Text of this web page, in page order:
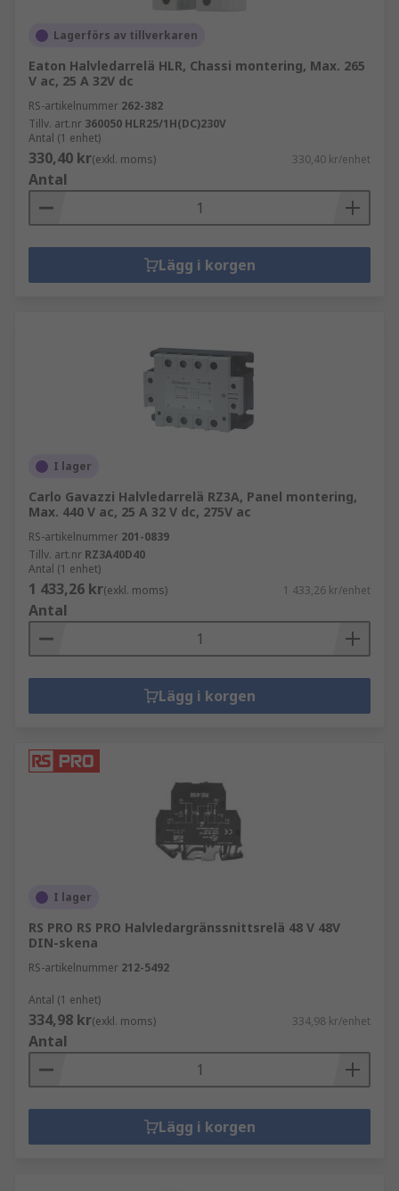
Lagerförs av tillverkaren
Eaton Halvledarrelä HLR, Chassi montering, Max. 265
V ac, 25 A 32V dc
RS-artikelnummer 262-382
Tillv. art.nr 360050 HLR25/1H(DC)230V
Antal (1 enhet)
330,40 kr(exkl. moms) 330,40 kr/enhet
Antal
Lägg i korgen
I lager
Carlo Gavazzi Halvledarrelä RZ3A, Panel montering,
Max. 440 V ac, 25 A 32 V dc, 275V ac
RS-artikelnummer 201-0839
Tillv. art.nr RZ3A40D40
Antal (1 enhet)
1 433,26 kr(exkl. moms) 1 433,26 kr/enhet
Antal
Lägg i korgen
I lager
RS PRO RS PRO Halvledargränssnittsrelä 48 V 48V
DIN-skena
RS-artikelnummer 212-5492
Antal (1 enhet)
334,98 kr(exkl. moms) 334,98 kr/enhet
Antal
Lägg i korgen